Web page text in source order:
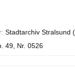
Stadtarchiv Stralsund
49, Nr. 0526